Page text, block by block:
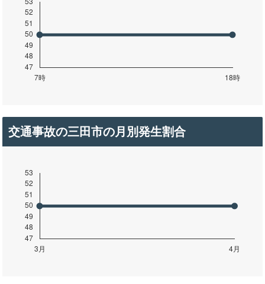
交通事故の三田市の月別発生割合